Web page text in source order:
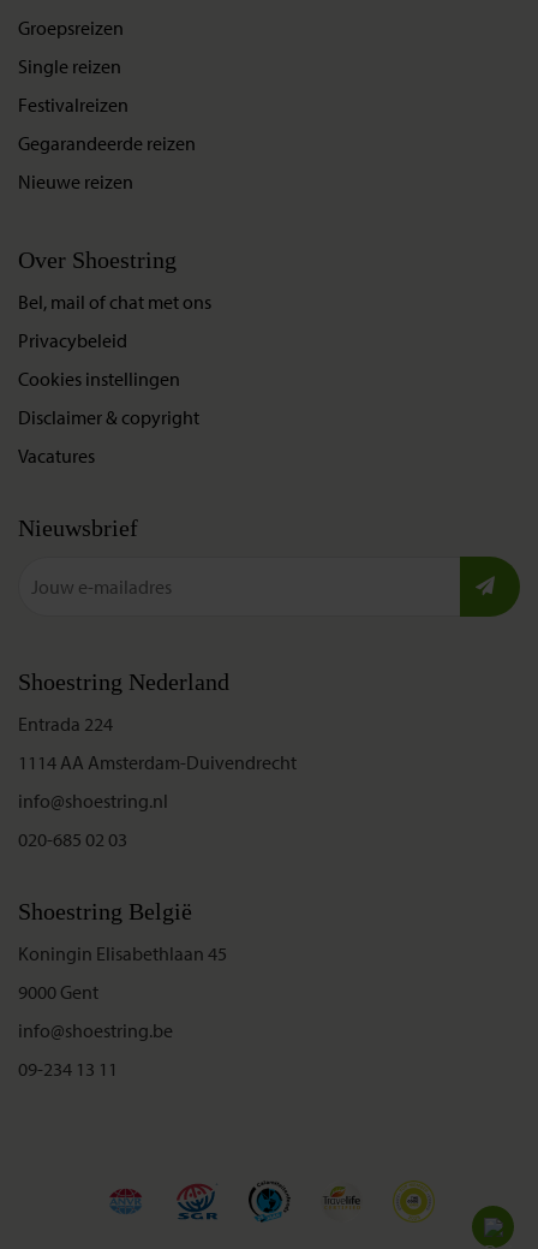
Groepsreizen
Single reizen
Festivalreizen
Gegarandeerde reizen
Nieuwe reizen
Over Shoestring
Bel, mail of chat met ons
Privacybeleid
Cookies instellingen
Disclaimer & copyright
Vacatures
Nieuwsbrief
Shoestring Nederland
Entrada 224
1114 AA Amsterdam-Duivendrecht
info@shoestring.nl
020-685 02 03
Shoestring België
Koningin Elisabethlaan 45
9000 Gent
info@shoestring.be
09-234 13 11